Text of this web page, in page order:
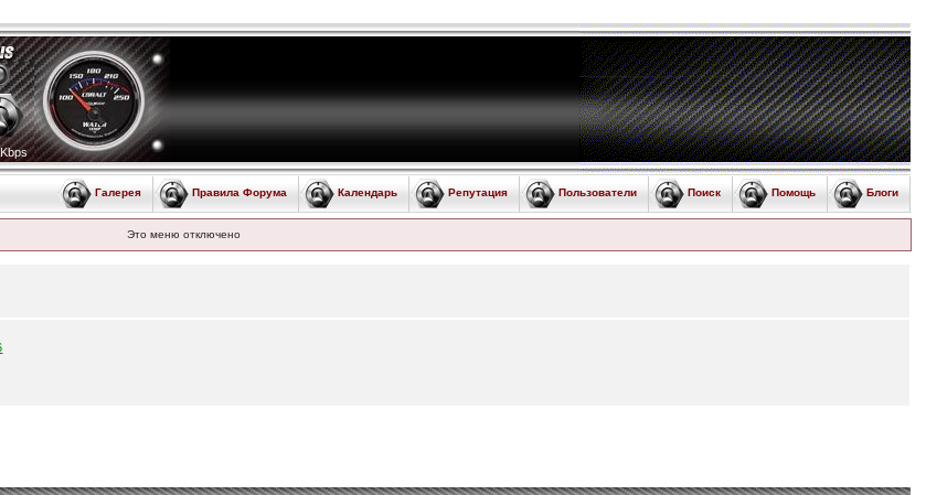
Блоги
Помощь
Поиск
Пользователи
Репутация
Календарь
Правила Форума
Галерея
Это меню отключено